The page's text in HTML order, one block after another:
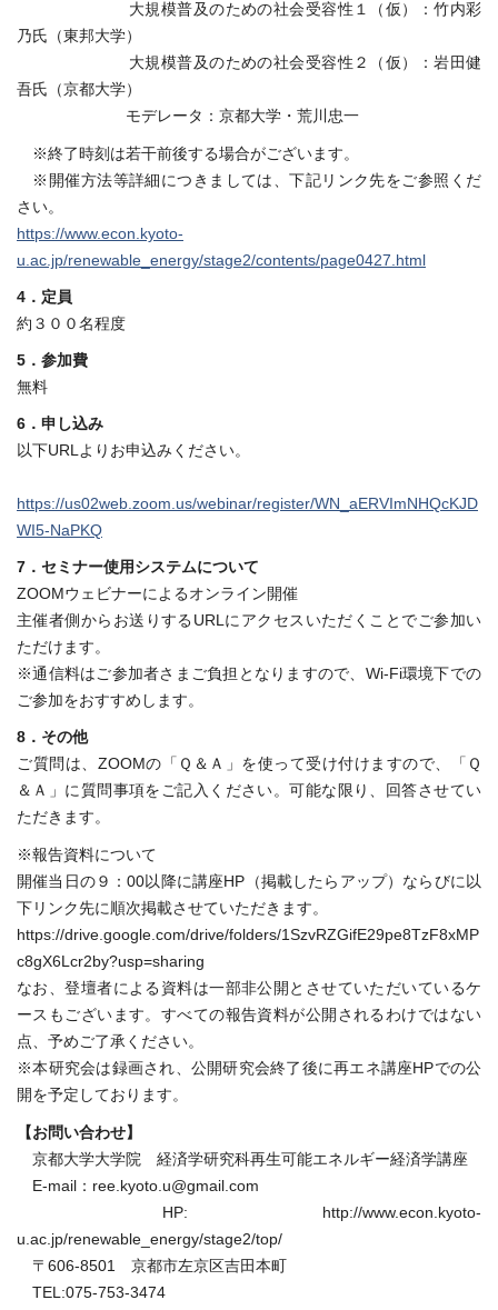
大規模普及のための社会受容性１（仮）：竹内彩
乃氏（東邦大学）
大規模普及のための社会受容性２（仮）：岩田健
吾氏（京都大学）
モデレータ：京都大学・荒川忠一
※終了時刻は若干前後する場合がございます。
※開催方法等詳細につきましては、下記リンク先をご参照くだ
さい。
https://www.econ.kyoto-
u.ac.jp/renewable_energy/stage2/contents/page0427.html
4．定員
約３００名程度
5．参加費
無料
6．申し込み
以下URLよりお申込みください。
https://us02web.zoom.us/webinar/register/WN_aERVImNHQcKJD
WI5-NaPKQ
7．セミナー使用システムについて
ZOOMウェビナーによるオンライン開催
主催者側からお送りするURLにアクセスいただくことでご参加い
ただけます。
※通信料はご参加者さまご負担となりますので、Wi-Fi環境下での
ご参加をおすすめします。
8．その他
ご質問は、ZOOMの「Ｑ＆Ａ」を使って受け付けますので、「Ｑ
＆Ａ」に質問事項をご記入ください。可能な限り、回答させてい
ただきます。
※報告資料について
開催当日の９：00以降に講座HP（掲載したらアップ）ならびに以
下リンク先に順次掲載させていただきます。
https://drive.google.com/drive/folders/1SzvRZGifE29pe8TzF8xMP
c8gX6Lcr2by?usp=sharing
なお、登壇者による資料は一部非公開とさせていただいているケ
ースもございます。すべての報告資料が公開されるわけではない
点、予めご了承ください。
※本研究会は録画され、公開研究会終了後に再エネ講座HPでの公
開を予定しております。
【お問い合わせ】
京都大学大学院 経済学研究科再生可能エネルギー経済学講座
E-mail：ree.kyoto.u@gmail.com
HP: http://www.econ.kyoto-
u.ac.jp/renewable_energy/stage2/top/
〒606-8501 京都市左京区吉田本町
TEL:075-753-3474